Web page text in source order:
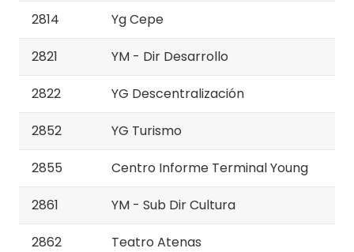
2814 Yg Cepe
2821 YM - Dir Desarrollo
2822 YG Descentralización
2852 YG Turismo
2855 Centro Informe Terminal Young
2861 YM - Sub Dir Cultura
2862 Teatro Atenas